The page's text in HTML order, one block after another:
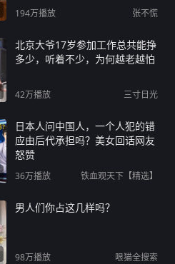
194万播放 张不慌
北京大爷17岁参加工作总共能挣
多少，听着不少，为何越老越怕
42万播放 三寸日光
日本人问中国人，一个人犯的错
应由后代承担吗？美女回话网友
怒赞
36万播放 铁血观天下【精选】
男人们你占这几样吗？
98万播放 哏猫全搜索